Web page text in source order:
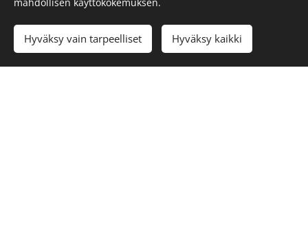
Hyväksy vain tarpeelliset Hyväksy kaikki